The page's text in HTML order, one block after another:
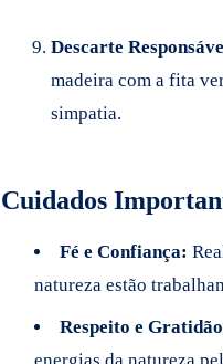
Descarte
madeira com a fita
simpatia.
Cuidados
Fé e Confiança:
natureza estão
Respeito e